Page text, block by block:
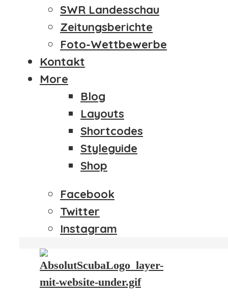
Menu
ÜBER MICH
WER BIN ICH…
SWR HEIMAT
SWR LANDESSCHAU
ZEITUNGSBERICHTE
KONTAKT
Menu
SWR Landesschau
Zeitungsberichte
Foto-Wettbewerbe
Kontakt
More
Blog
Layouts
Shortcodes
Styleguide
Shop
Facebook
Twitter
Instagram